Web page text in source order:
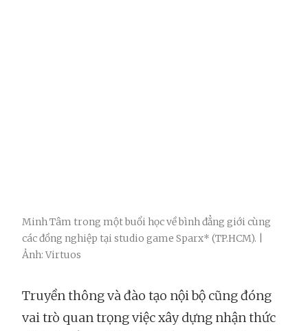
Minh Tâm trong một buổi học về bình đẳng giới cùng
các đồng nghiệp tại studio game Sparx* (TP.HCM). |
Ảnh: Virtuos
Truyền thông và đào tạo nội bộ cũng đóng
vai trò quan trọng việc xây dựng nhận thức